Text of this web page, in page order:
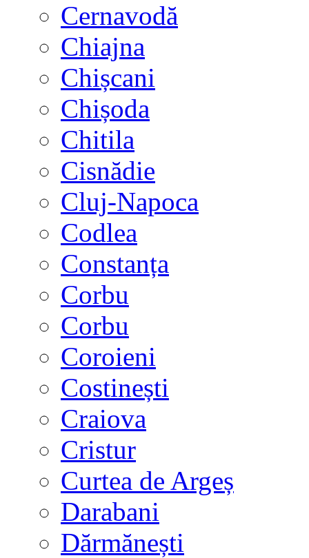
Cernavodă
Chiajna
Chișcani
Chișoda
Chitila
Cisnădie
Cluj-Napoca
Codlea
Constanța
Corbu
Corbu
Coroieni
Costinești
Craiova
Cristur
Curtea de Argeș
Darabani
Dărmănești